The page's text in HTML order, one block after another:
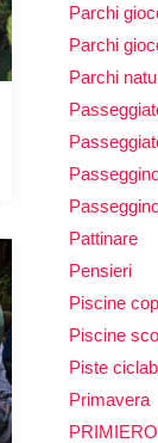
Parchi
Parchi
Parchi
Pattinare
Pensieri
Piscine
Piscine
Piste
Primavera
PRIMIERO